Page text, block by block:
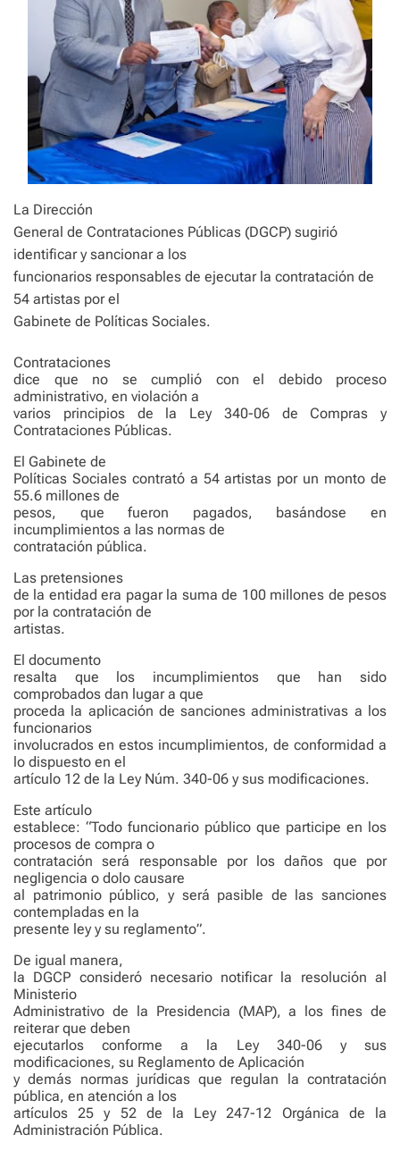
La Dirección
General de Contrataciones Públicas (DGCP) sugirió
identificar y sancionar a los
funcionarios responsables de ejecutar la contratación de
54 artistas por el
Gabinete de Políticas Sociales.
Contrataciones
dice que no se cumplió con el debido proceso
administrativo, en violación a
varios principios de la Ley 340-06 de Compras y
Contrataciones Públicas.
El Gabinete de
Políticas Sociales contrató a 54 artistas por un monto de
55.6 millones de
pesos, que fueron pagados, basándose en
incumplimientos a las normas de
contratación pública.
Las pretensiones
de la entidad era pagar la suma de 100 millones de pesos
por la contratación de
artistas.
El documento
resalta que los incumplimientos que han sido
comprobados dan lugar a que
proceda la aplicación de sanciones administrativas a los
funcionarios
involucrados en estos incumplimientos, de conformidad a
lo dispuesto en el
artículo 12 de la Ley Núm. 340-06 y sus modificaciones.
Este artículo
establece: “Todo funcionario público que participe en los
procesos de compra o
contratación será responsable por los daños que por
negligencia o dolo causare
al patrimonio público, y será pasible de las sanciones
contempladas en la
presente ley y su reglamento”.
De igual manera,
la DGCP consideró necesario notificar la resolución al
Ministerio
Administrativo de la Presidencia (MAP), a los fines de
reiterar que deben
ejecutarlos conforme a la Ley 340-06 y sus
modificaciones, su Reglamento de Aplicación
y demás normas jurídicas que regulan la contratación
pública, en atención a los
artículos 25 y 52 de la Ley 247-12 Orgánica de la
Administración Pública.